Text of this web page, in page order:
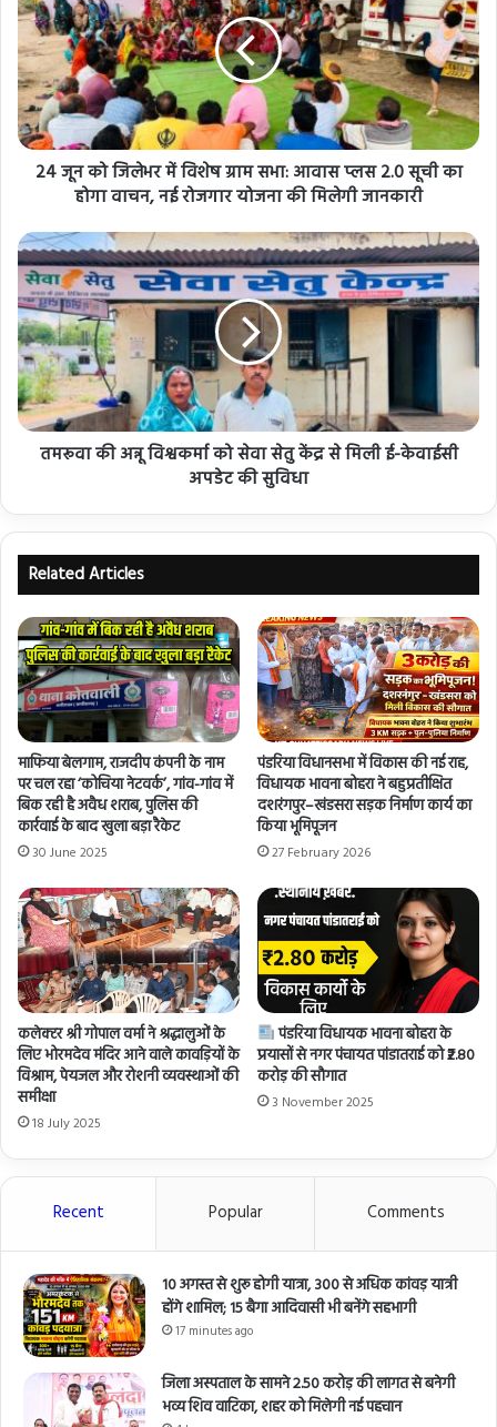
24 जून को जिलेभर में विशेष ग्राम सभा: आवास प्लस 2.0 सूची का
होगा वाचन, नई रोजगार योजना की मिलेगी जानकारी
तमरूवा की अन्नू विश्वकर्मा को सेवा सेतु केंद्र से मिली ई-केवाईसी
अपडेट की सुविधा
Related Articles
माफिया बेलगाम, राजदीप कंपनी के नाम
पर चल रहा ‘कोचिया नेटवर्क’, गांव-गांव में
बिक रही है अवैध शराब, पुलिस की
कार्रवाई के बाद खुला बड़ा रैकेट
30 June 2025
पंडरिया विधानसभा में विकास की नई राह,
विधायक भावना बोहरा ने बहुप्रतीक्षित
दशरंगपुर–खंडसरा सड़क निर्माण कार्य का
किया भूमिपूजन
27 February 2026
कलेक्टर श्री गोपाल वर्मा ने श्रद्धालुओं के
लिए भोरमदेव मंदिर आने वाले कावड़ियों के
विश्राम, पेयजल और रोशनी व्यवस्थाओं की
समीक्षा
18 July 2025
पंडरिया विधायक भावना बोहरा के
प्रयासों से नगर पंचायत पांडातराई को ₹2.80
करोड़ की सौगात
3 November 2025
Recent Popular Comments
10 अगस्त से शुरू होगी यात्रा, 300 से अधिक कांवड़ यात्री
होंगे शामिल; 15 बैगा आदिवासी भी बनेंगे सहभागी
17 minutes ago
जिला अस्पताल के सामने 2.50 करोड़ की लागत से बनेगी
भव्य शिव वाटिका, शहर को मिलेगी नई पहचान